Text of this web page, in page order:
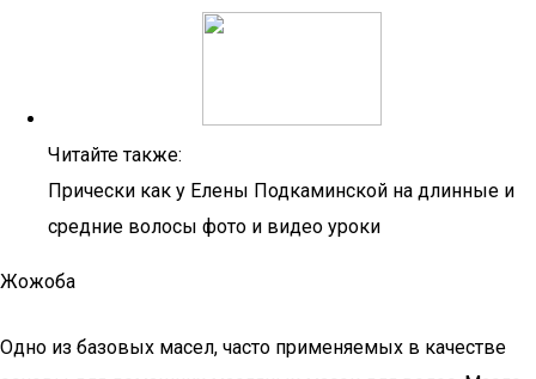
Читайте также:
Прически как у Елены Подкаминской на длинные и
средние волосы фото и видео уроки
Жожоба
Одно из базовых масел, часто применяемых в качестве